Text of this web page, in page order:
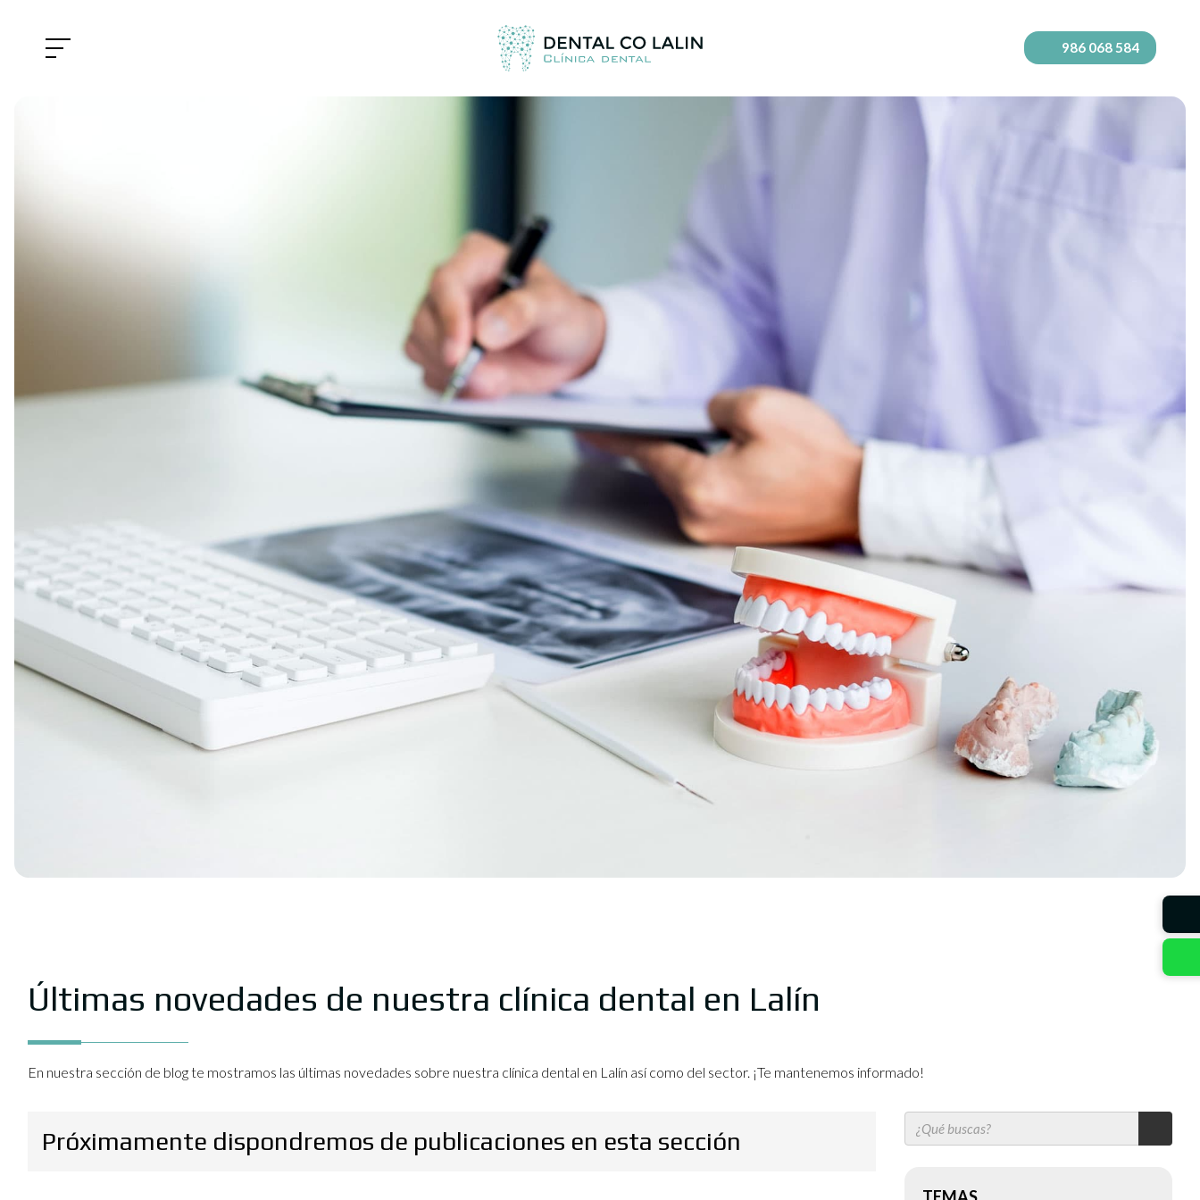
986 068 584
Últimas novedades de nuestra clínica dental en Lalín
En nuestra sección de blog te mostramos las últimas novedades sobre nuestra clínica dental en Lalín así como del sector. ¡Te mantenemos informado!
Próximamente dispondremos de publicaciones en esta sección